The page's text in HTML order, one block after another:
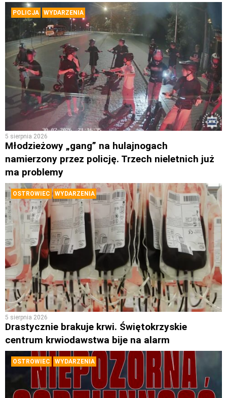
POLICJA WYDARZENIA
5 sierpnia 2026
Młodzieżowy „gang” na hulajnogach
namierzony przez policję. Trzech nieletnich już
ma problemy
OSTROWIEC WYDARZENIA
5 sierpnia 2026
Drastycznie brakuje krwi. Świętokrzyskie
centrum krwiodawstwa bije na alarm
OSTROWIEC WYDARZENIA